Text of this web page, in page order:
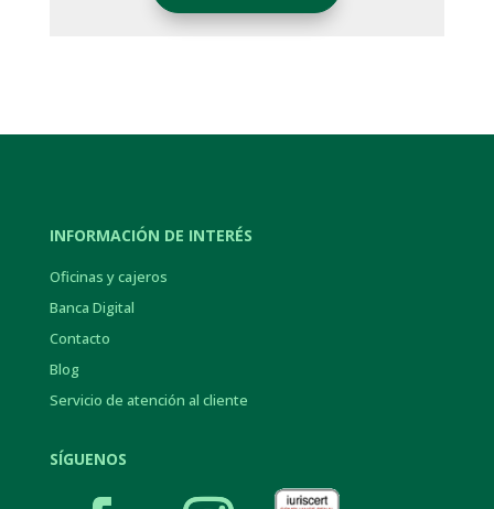
INFORMACIÓN DE INTERÉS
Oficinas y cajeros
Banca Digital
Contacto
Blog
Servicio de atención al cliente
SÍGUENOS